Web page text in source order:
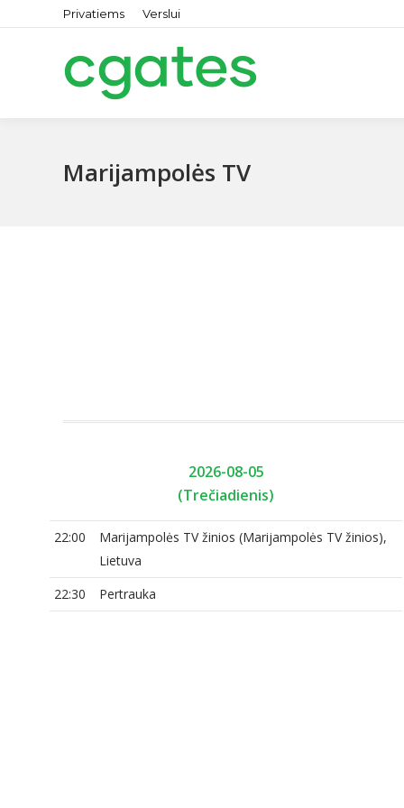
Privatiems Verslui
Marijampolės TV
2026-08-05
(Trečiadienis)
22:00
Marijampolės TV žinios (Marijampolės TV žinios),
Lietuva
22:30
Pertrauka